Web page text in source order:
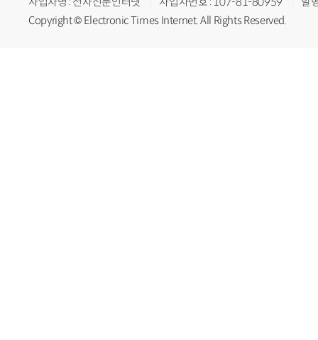
Copyright © Electronic Times Internet. All Rights Reserved.